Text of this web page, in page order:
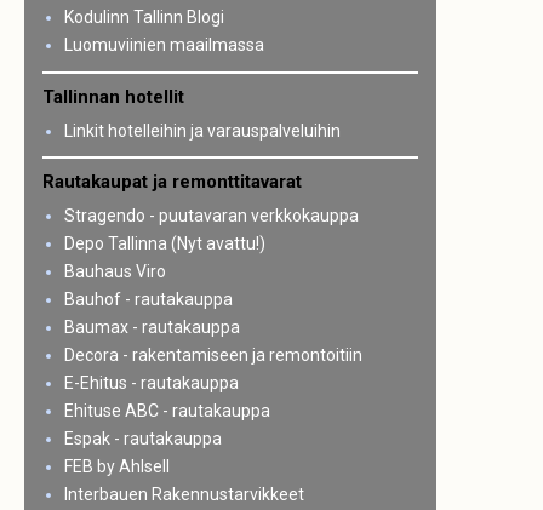
Kodulinn Tallinn Blogi
Luomuviinien maailmassa
Tallinnan hotellit
Linkit hotelleihin ja varauspalveluihin
Rautakaupat ja remonttitavarat
Stragendo - puutavaran verkkokauppa
Depo Tallinna (Nyt avattu!)
Bauhaus Viro
Bauhof - rautakauppa
Baumax - rautakauppa
Decora - rakentamiseen ja remontoitiin
E-Ehitus - rautakauppa
Ehituse ABC - rautakauppa
Espak - rautakauppa
FEB by Ahlsell
Interbauen Rakennustarvikkeet